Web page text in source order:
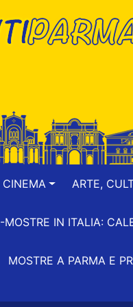
CINEMA ARTE,
MOSTRE IN ITALIA:
MOSTRE A PARMA E